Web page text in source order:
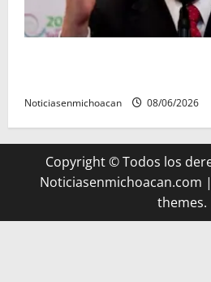
Noticiasenmichoacan 08/06/2026
Copyright © Todos los
Noticiasenmichoacan.com |
themes.